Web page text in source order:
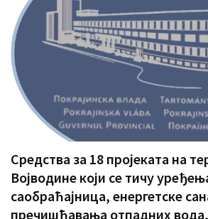
Средства за 18 пројеката на
Војводине који се тичу
саобраћајница, енергетске
пречишћавања отпадних